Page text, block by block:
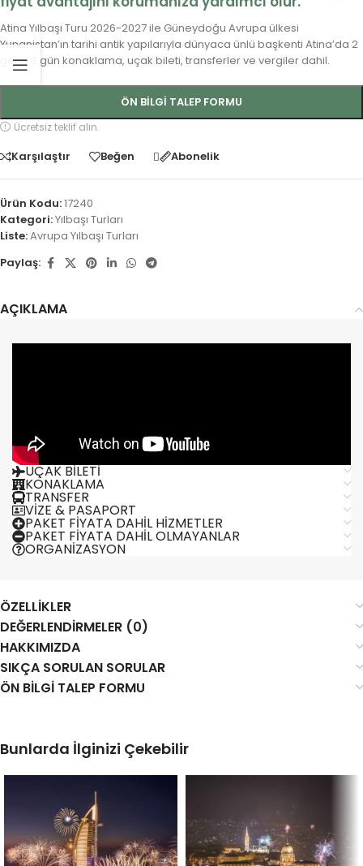
Atina Yılbaşı Turu 2026-2027 ile Güneydoğu Avrupa ülkesi
Yunanistan’ın tarihi antik yapılarıyla dünyaca ünlü başkenti Atina’da 2
gece 3 gün konaklama, uçak bileti, transferler ve vergiler dahil.
ÖN BILGI TALEP FORMU
Ücretsiz teklif alın.
Karşılaştır Beğen Abonelik
Ürün Kodu:17240
Kategori:Yılbaşı Turları
Liste:Avrupa Yılbaşı Turları
Paylaş:
AÇIKLAMA
UÇAK BILETI
KONAKLAMA
TRANSFER
VIZE & PASAPORT
PAKET FIYATA DAHIL HIZMETLER
PAKET FIYATA DAHIL OLMAYANLAR
ORGANIZASYON
ÖZELLIKLER
DEĞERLENDIRMELER (0)
HAKKIMIZDA
SIKÇA SORULAN SORULAR
ÖN BILGI TALEP FORMU
Bunlarda İlginizi Çekebilir